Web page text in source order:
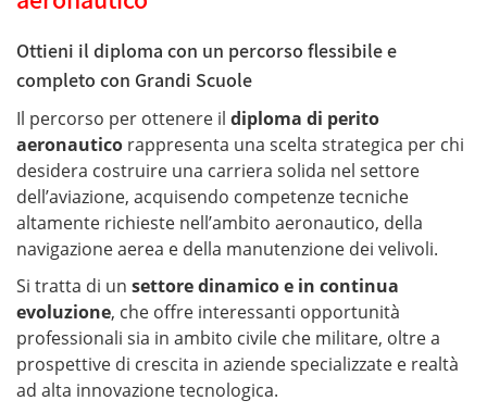
Ottieni il diploma con un percorso flessibile e
completo con Grandi Scuole
Il percorso per ottenere il diploma di perito
aeronautico rappresenta una scelta strategica per chi
desidera costruire una carriera solida nel settore
dell’aviazione, acquisendo competenze tecniche
altamente richieste nell’ambito aeronautico, della
navigazione aerea e della manutenzione dei velivoli.
Si tratta di un settore dinamico e in continua
evoluzione, che offre interessanti opportunità
professionali sia in ambito civile che militare, oltre a
prospettive di crescita in aziende specializzate e realtà
ad alta innovazione tecnologica.